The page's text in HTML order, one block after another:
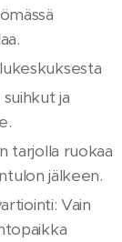
ja
tarjolla ruokaa
jälkeen.
Vain